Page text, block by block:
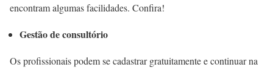
encontram algumas facilidades. Confira!
Gestão de consultório
Os profissionais podem se cadastrar gratuitamente e continuar na